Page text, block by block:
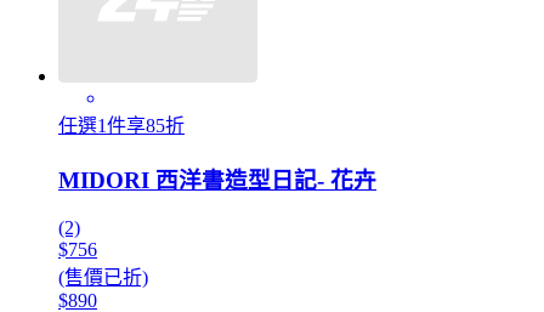
任選1件享85折
MIDORI 西洋書造型日記- 花卉
(2)
$756
(售價已折)
$890